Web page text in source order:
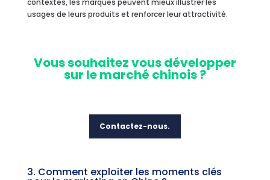
contextes, les marques peuvent mieux illustrer les
usages de leurs produits et renforcer leur attractivité.
Vous souhaitez vous développer
sur le marché chinois ?
Contactez-nous.
3. Comment exploiter les moments clés